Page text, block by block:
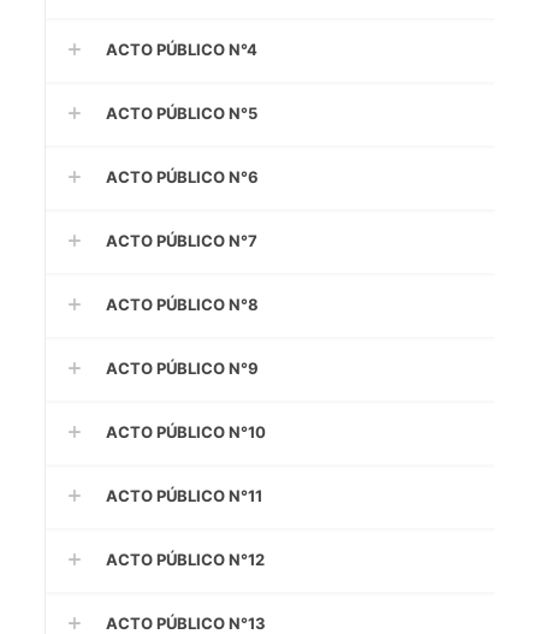
ACTO PÚBLICO N°4
ACTO PÚBLICO N°5
ACTO PÚBLICO N°6
ACTO PÚBLICO N°7
ACTO PÚBLICO N°8
ACTO PÚBLICO N°9
ACTO PÚBLICO N°10
ACTO PÚBLICO N°11
ACTO PÚBLICO N°12
ACTO PÚBLICO N°13